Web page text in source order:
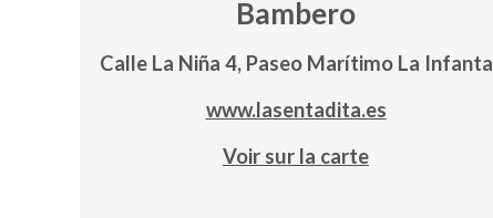
Bambero
Calle La Niña 4, Paseo Marítimo La Infanta
www.lasentadita.es
Voir sur la carte